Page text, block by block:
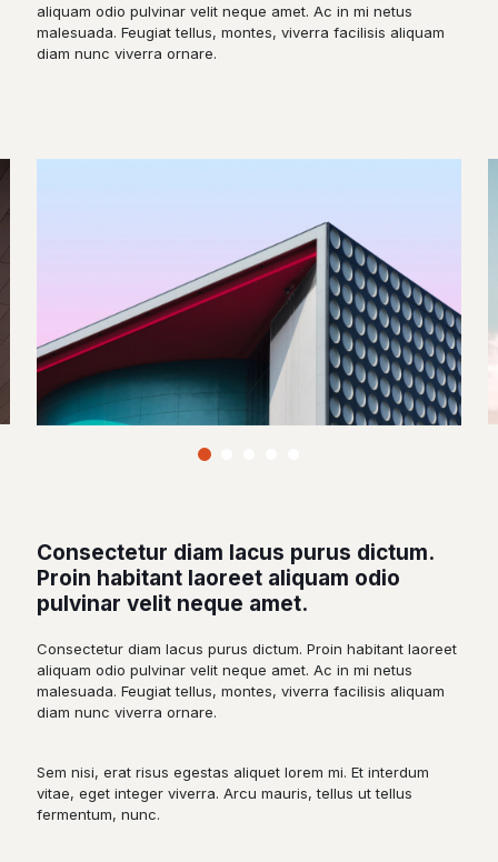
aliquam odio pulvinar velit neque amet. Ac in mi netus
malesuada. Feugiat tellus, montes, viverra facilisis aliquam
diam nunc viverra ornare.
Consectetur diam lacus purus dictum.
Proin habitant laoreet aliquam odio
pulvinar velit neque amet.
Consectetur diam lacus purus dictum. Proin habitant laoreet
aliquam odio pulvinar velit neque amet. Ac in mi netus
malesuada. Feugiat tellus, montes, viverra facilisis aliquam
diam nunc viverra ornare.
Sem nisi, erat risus egestas aliquet lorem mi. Et interdum
vitae, eget integer viverra. Arcu mauris, tellus ut tellus
fermentum, nunc.